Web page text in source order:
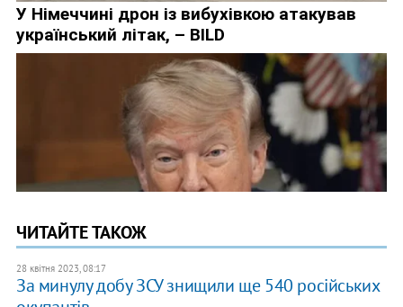
ЧИТАЙТЕ ТАКОЖ
28 квітня 2023, 08:17
За минулу добу ЗСУ знищили ще 540 російських